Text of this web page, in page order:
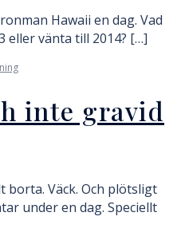
Hawaii en dag. Vad
eller vänta till 2014? […]
inte gravid
Väck. Och plötsligt
under en dag. Speciellt